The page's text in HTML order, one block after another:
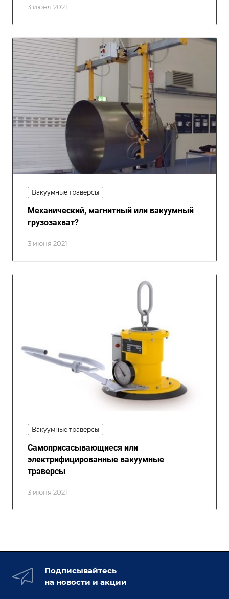
3 июня 2021
Вакуумные траверсы
3 июня 2021
Механический, магнитный или вакуумный
грузозахват?
Вакуумные траверсы
3 июня 2021
Самоприсасывающиеся или
электрифицированные вакуумные
траверсы
Подписывайтесь
на новости и акции